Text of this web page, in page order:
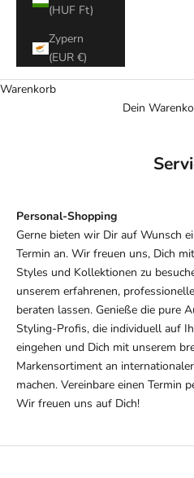
(HUF Ft)
Zypern
(EUR €)
Warenkorb
Dein
Personal-Shopping
Gerne bieten wir Dir auf Wunsch
Termin an. Wir freuen uns, Dich
Styles und Kollektionen zu
unserem erfahrenen,
beraten lassen. Genieße die pure
Styling-Profis, die individuell auf
eingehen und Dich mit unserem
Markensortiment an
machen. Vereinbare einen Termin
Wir freuen uns auf Dich!